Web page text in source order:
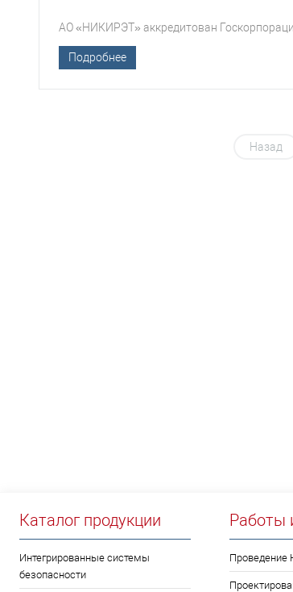
АО «НИКИРЭТ» аккредитован
Подробнее
Назад
Каталог продукции
Интегрированные системы
безопасности
Работы